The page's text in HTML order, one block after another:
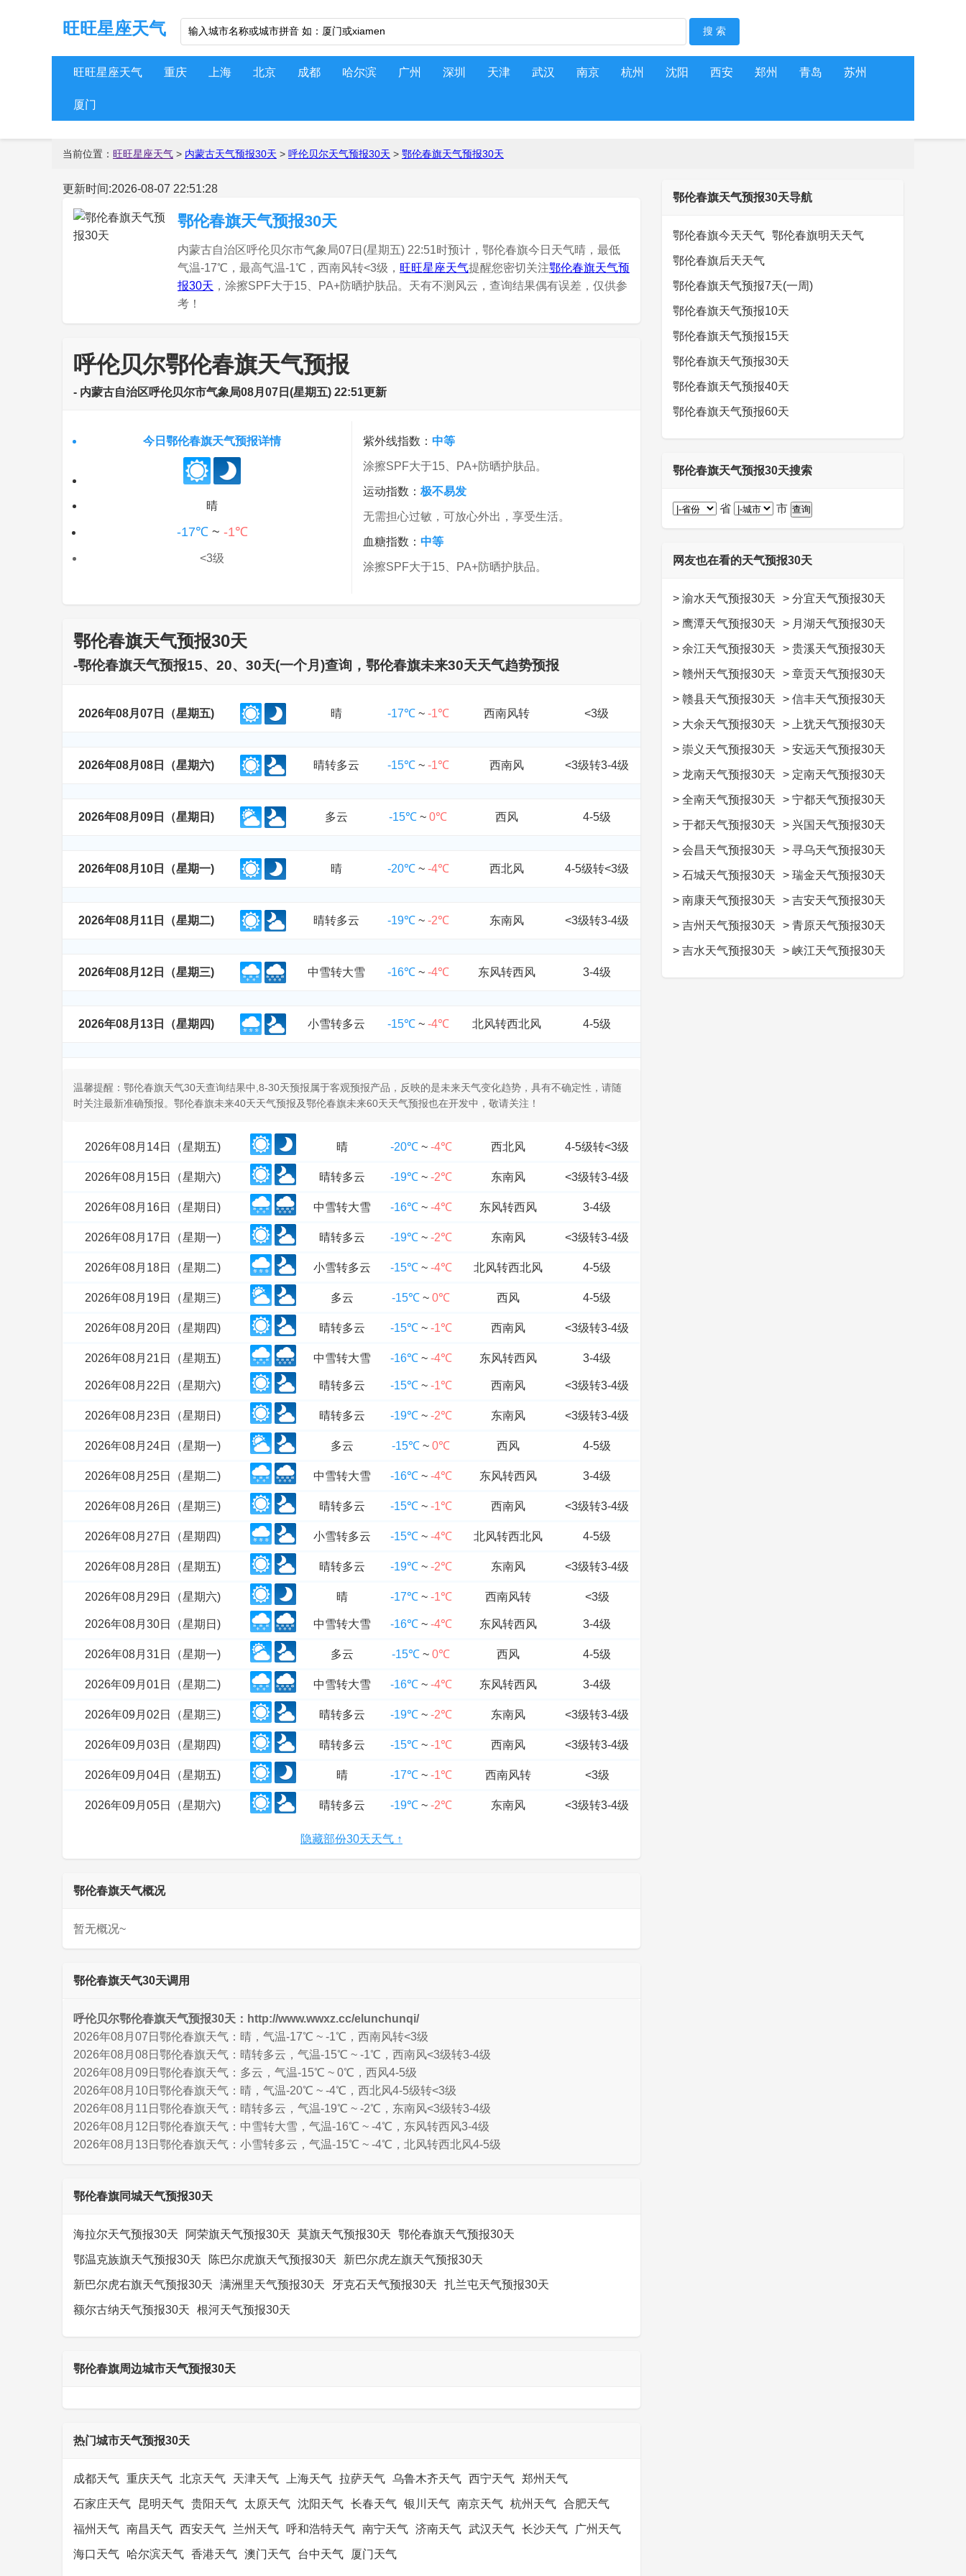
旺旺星座天气
旺旺星座天气 重庆 上海 北京 成都 哈尔滨 广州 深圳 天津 武汉 南京 杭州 沈阳 西安 郑州 青岛 苏州
厦门
当前位置： 旺旺星座天气 > 内蒙古天气预报30天 > 呼伦贝尔天气预报30天 > 鄂伦春旗天气预报30天
更新时间:2026-08-07 22:51:28
鄂伦春旗天气预报30天
内蒙古自治区呼伦贝尔市气象局07日(星期五) 22:51时预计，鄂伦春旗今日天气晴，最低
气温-17℃，最高气温-1℃，西南风转<3级， 旺旺星座天气提醒您密切关注鄂伦春旗天气预
报30天 ，涂擦SPF大于15、PA+防晒护肤品。天有不测风云，查询结果偶有误差，仅供参
考！
呼伦贝尔鄂伦春旗天气预报
- 内蒙古自治区呼伦贝尔市气象局08月07日(星期五) 22:51更新
今日鄂伦春旗天气预报详情
晴
-17℃~ -1℃
<3级
紫外线指数： 中等
涂擦SPF大于15、PA+防晒护肤品。
运动指数： 极不易发
无需担心过敏，可放心外出，享受生活。
血糖指数： 中等
涂擦SPF大于15、PA+防晒护肤品。
鄂伦春旗天气预报30天
-鄂伦春旗天气预报15、20、30天(一个月)查询，鄂伦春旗未来30天天气趋势预报
2026年08月07日（星期五) 晴 -17℃~ -1℃ 西南风转 <3级
2026年08月08日（星期六) 晴转多云 -15℃~ -1℃ 西南风 <3级转3-4级
2026年08月09日（星期日) 多云 -15℃ ~ 0℃ 西风 4-5级
2026年08月10日（星期一) 晴 -20℃~ -4℃ 西北风 4-5级转<3级
2026年08月11日（星期二) 晴转多云 -19℃~ -2℃ 东南风 <3级转3-4级
2026年08月12日（星期三) 中雪转大雪 -16℃~ -4℃ 东风转西风 3-4级
2026年08月13日（星期四) 小雪转多云 -15℃~ -4℃ 北风转西北风 4-5级
温馨提醒：鄂伦春旗天气30天查询结果中,8-30天预报属于客观预报产品，反映的是未来天气变化趋势，具有不确定性，请随
时关注最新准确预报。鄂伦春旗未来40天天气预报及鄂伦春旗未来60天天气预报也在开发中，敬请关注！
2026年08月14日（星期五) 晴 -20℃~ -4℃ 西北风 4-5级转<3级
2026年08月15日（星期六) 晴转多云 -19℃~ -2℃ 东南风 <3级转3-4级
2026年08月16日（星期日) 中雪转大雪 -16℃~ -4℃ 东风转西风 3-4级
2026年08月17日（星期一) 晴转多云 -19℃~ -2℃ 东南风 <3级转3-4级
2026年08月18日（星期二) 小雪转多云 -15℃~ -4℃ 北风转西北风 4-5级
2026年08月19日（星期三) 多云 -15℃ ~ 0℃ 西风 4-5级
2026年08月20日（星期四) 晴转多云 -15℃~ -1℃ 西南风 <3级转3-4级
2026年08月21日（星期五) 中雪转大雪 -16℃~ -4℃ 东风转西风 3-4级
2026年08月22日（星期六) 晴转多云 -15℃~ -1℃ 西南风 <3级转3-4级
2026年08月23日（星期日) 晴转多云 -19℃~ -2℃ 东南风 <3级转3-4级
2026年08月24日（星期一) 多云 -15℃ ~ 0℃ 西风 4-5级
2026年08月25日（星期二) 中雪转大雪 -16℃~ -4℃ 东风转西风 3-4级
2026年08月26日（星期三) 晴转多云 -15℃~ -1℃ 西南风 <3级转3-4级
2026年08月27日（星期四) 小雪转多云 -15℃~ -4℃ 北风转西北风 4-5级
2026年08月28日（星期五) 晴转多云 -19℃~ -2℃ 东南风 <3级转3-4级
2026年08月29日（星期六) 晴 -17℃~ -1℃ 西南风转 <3级
2026年08月30日（星期日) 中雪转大雪 -16℃~ -4℃ 东风转西风 3-4级
2026年08月31日（星期一) 多云 -15℃ ~ 0℃ 西风 4-5级
2026年09月01日（星期二) 中雪转大雪 -16℃~ -4℃ 东风转西风 3-4级
2026年09月02日（星期三) 晴转多云 -19℃~ -2℃ 东南风 <3级转3-4级
2026年09月03日（星期四) 晴转多云 -15℃~ -1℃ 西南风 <3级转3-4级
2026年09月04日（星期五) 晴 -17℃~ -1℃ 西南风转 <3级
2026年09月05日（星期六) 晴转多云 -19℃~ -2℃ 东南风 <3级转3-4级
隐藏部份30天天气 ↑
鄂伦春旗天气概况
暂无概况~
鄂伦春旗天气30天调用
呼伦贝尔鄂伦春旗天气预报30天：http://www.wwxz.cc/elunchunqi/
2026年08月07日鄂伦春旗天气：晴，气温-17℃ ~ -1℃，西南风转<3级
2026年08月08日鄂伦春旗天气：晴转多云，气温-15℃ ~ -1℃，西南风<3级转3-4级
2026年08月09日鄂伦春旗天气：多云，气温-15℃ ~ 0℃，西风4-5级
2026年08月10日鄂伦春旗天气：晴，气温-20℃ ~ -4℃，西北风4-5级转<3级
2026年08月11日鄂伦春旗天气：晴转多云，气温-19℃ ~ -2℃，东南风<3级转3-4级
2026年08月12日鄂伦春旗天气：中雪转大雪，气温-16℃ ~ -4℃，东风转西风3-4级
2026年08月13日鄂伦春旗天气：小雪转多云，气温-15℃ ~ -4℃，北风转西北风4-5级
鄂伦春旗同城天气预报30天
海拉尔天气预报30天 阿荣旗天气预报30天 莫旗天气预报30天 鄂伦春旗天气预报30天
鄂温克族旗天气预报30天 陈巴尔虎旗天气预报30天 新巴尔虎左旗天气预报30天
新巴尔虎右旗天气预报30天 满洲里天气预报30天 牙克石天气预报30天 扎兰屯天气预报30天
额尔古纳天气预报30天 根河天气预报30天
鄂伦春旗周边城市天气预报30天
热门城市天气预报30天
成都天气 重庆天气 北京天气 天津天气 上海天气 拉萨天气 乌鲁木齐天气 西宁天气 郑州天气
石家庄天气 昆明天气 贵阳天气 太原天气 沈阳天气 长春天气 银川天气 南京天气 杭州天气 合肥天气
福州天气 南昌天气 西安天气 兰州天气 呼和浩特天气 南宁天气 济南天气 武汉天气 长沙天气 广州天气
海口天气 哈尔滨天气 香港天气 澳门天气 台中天气 厦门天气
鄂伦春旗天气预报30天导航
鄂伦春旗今天天气 鄂伦春旗明天天气
鄂伦春旗后天天气
鄂伦春旗天气预报7天(一周)
鄂伦春旗天气预报10天
鄂伦春旗天气预报15天
鄂伦春旗天气预报30天
鄂伦春旗天气预报40天
鄂伦春旗天气预报60天
鄂伦春旗天气预报30天搜索
省 市
网友也在看的天气预报30天
> 渝水天气预报30天 > 分宜天气预报30天
> 鹰潭天气预报30天 > 月湖天气预报30天
> 余江天气预报30天 > 贵溪天气预报30天
> 赣州天气预报30天 > 章贡天气预报30天
> 赣县天气预报30天 > 信丰天气预报30天
> 大余天气预报30天 > 上犹天气预报30天
> 崇义天气预报30天 > 安远天气预报30天
> 龙南天气预报30天 > 定南天气预报30天
> 全南天气预报30天 > 宁都天气预报30天
> 于都天气预报30天 > 兴国天气预报30天
> 会昌天气预报30天 > 寻乌天气预报30天
> 石城天气预报30天 > 瑞金天气预报30天
> 南康天气预报30天 > 吉安天气预报30天
> 吉州天气预报30天 > 青原天气预报30天
> 吉水天气预报30天 > 峡江天气预报30天